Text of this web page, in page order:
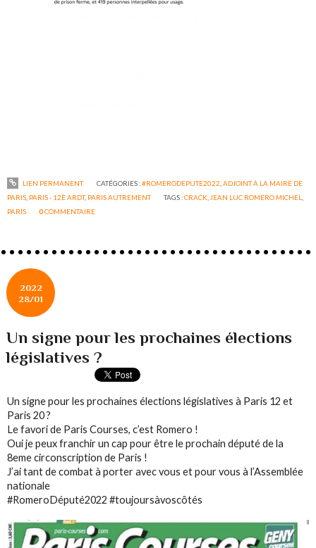
LIEN PERMANENT CATÉGORIES :#ROMERODEPUTE2022 ADJOINT À LA MAIRE DE
PARIS PARIS - 12È ARDT, PARIS AUTREMENT TAGS :CRACK JEAN LUC ROMERO MICHEL
PARIS
0COMMENTAIRE
2022
28/01
Un signe pour les prochaines élections
législatives ?
Un signe pour les prochaines élections législatives à Paris 12 et
Paris 20 ?
Le favori de Paris Courses, c’est Romero !
Oui je peux franchir un cap pour être le prochain député de la
8eme circonscription de Paris !
J’ai tant de combat à porter avec vous et pour vous à l’Assemblée
nationale
#RomeroDéputé2022 #toujoursàvoscôtés